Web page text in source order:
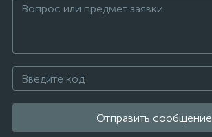
Отправить сообщение